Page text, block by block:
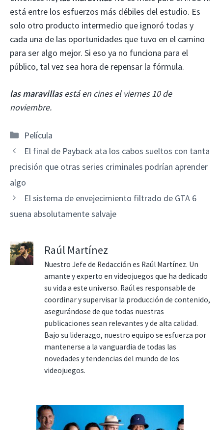
está entre los esfuerzos más débiles del estudio. Es
solo otro producto intermedio que ignoró todas y
cada una de las oportunidades que tuvo en el camino
para ser algo mejor. Si eso ya no funciona para el
público, tal vez sea hora de repensar la fórmula.
las maravillasestá en cines el viernes 10 de
noviembre.
Categorías
Película
El final de Payback ata los cabos sueltos con tanta
precisión que otras series criminales podrían aprender
algo
El sistema de envejecimiento filtrado de GTA 6
suena absolutamente salvaje
Raúl Martínez
Nuestro Jefe de Redacción es Raúl Martínez. Un
amante y experto en videojuegos que ha dedicado
su vida a este universo. Raúl es responsable de
coordinar y supervisar la producción de contenido,
asegurándose de que todas nuestras
publicaciones sean relevantes y de alta calidad.
Bajo su liderazgo, nuestro equipo se esfuerza por
mantenerse a la vanguardia de todas las
novedades y tendencias del mundo de los
videojuegos.